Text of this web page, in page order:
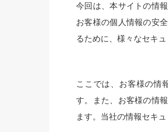
今回は、本サイトの情
お客様の個人情報の安
るために、様々なセキ
ここでは、お客様の情
す。また、お客様の情
ます。当社の情報セキ